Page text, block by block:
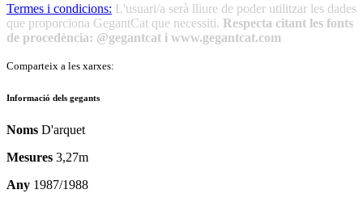
Termes i condicions: L'usuari/a serà lliure de poder utilitzar les dades
que proporciona GegantCat que necessiti. Respecta citant les fonts
de procedència: @gegantcat i www.gegantcat.com
Comparteix a les xarxes:
Informació dels gegants
Noms D'arquet
Mesures 3,27m
Any 1987/1988